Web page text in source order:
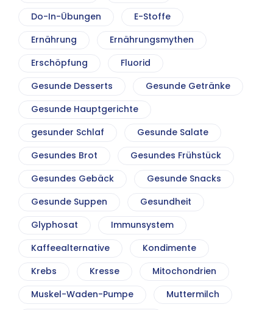
Do-In-Übungen
E-Stoffe
Ernährung
Ernährungsmythen
Erschöpfung
Fluorid
Gesunde Desserts
Gesunde Getränke
Gesunde Hauptgerichte
gesunder Schlaf
Gesunde Salate
Gesundes Brot
Gesundes Frühstück
Gesundes Gebäck
Gesunde Snacks
Gesunde Suppen
Gesundheit
Glyphosat
Immunsystem
Kaffeealternative
Kondimente
Krebs
Kresse
Mitochondrien
Muskel-Waden-Pumpe
Muttermilch